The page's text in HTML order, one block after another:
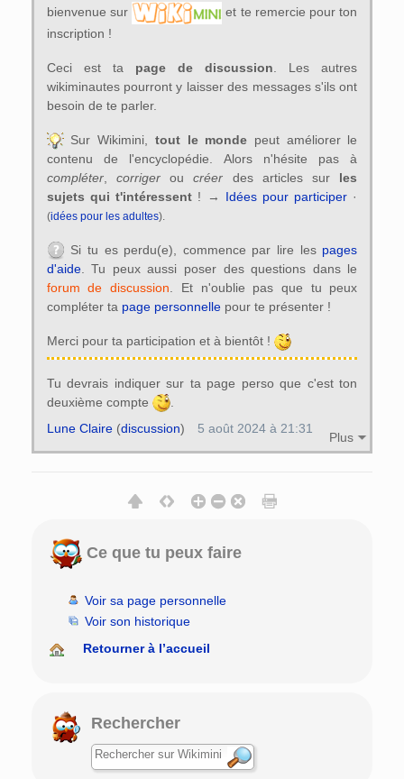
bienvenue sur
et te remercie pour ton
inscription !
Ceci est ta page de discussion . Les autres
wikiminautes pourront y laisser des messages s'ils ont
besoin de te parler.
Sur Wikimini, tout le monde peut améliorer le
contenu de l'encyclopédie. Alors n'hésite pas à
compléter, corriger oucréer des articles sur les
sujets qui t'intéressent ! → Idées pour participer ·
(idées pour les adultes).
Si tu es perdu(e), commence par lire les pages
d'aide. Tu peux aussi poser des questions dans le
forum de discussion . Et n'oublie pas que tu peux
compléter ta page personnellepour te présenter !
Merci pour ta participation et à bientôt !
Tu devrais indiquer sur ta page perso que c'est ton
deuxième compte
.
Plus
Lune Claire(discussion) 5 août 2024 à 21:31
Ce que tu peux faire
Voir sa page personnelle
Voir son historique
Retourner à l’accueil
Rechercher